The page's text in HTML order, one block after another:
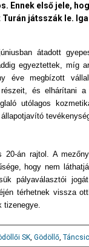
Ennek első jele,
játsszák le.
átadott
egyeztettek, míg
éve megbízott
és elhárítani a
utólagos
án rajtol. A
hogy nem
pályaválasztói
térhetnek vissza
tizenegye.
SK, Gödöllő,